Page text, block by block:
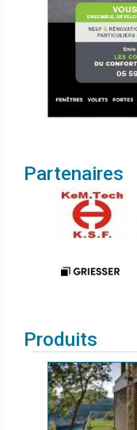
Partenaires
Produits